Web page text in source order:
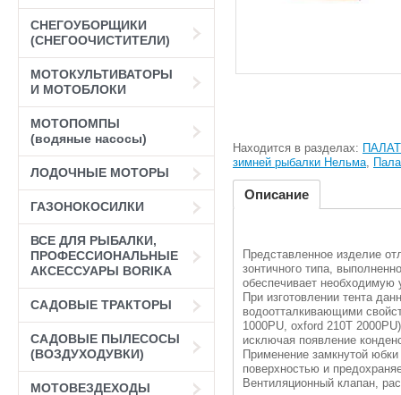
СНЕГОУБОРЩИКИ
(СНЕГООЧИСТИТЕЛИ)
МОТОКУЛЬТИВАТОРЫ
И МОТОБЛОКИ
МОТОПОМПЫ
(водяные насосы)
ЛОДОЧНЫЕ МОТОРЫ
ГАЗОНОКОСИЛКИ
ВСЕ ДЛЯ РЫБАЛКИ,
ПРОФЕССИОНАЛЬНЫЕ
АКСЕССУАРЫ BORIKA
САДОВЫЕ ТРАКТОРЫ
САДОВЫЕ ПЫЛЕСОСЫ
(ВОЗДУХОДУВКИ)
МОТОВЕЗДЕХОДЫ
Находится в разделах:
зимней рыбалки Нельма
Описание
Представленное изделие
зонтичного типа,
обеспечивает необходимую
При изготовлении тента
водоотталкивающими
1000PU, oxford 210T
исключая появление
Применение замкнутой
поверхностью и
Вентиляционный клапан,